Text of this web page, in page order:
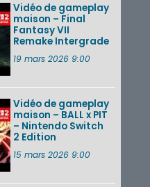
Vidéo de gameplay
maison – Final
Fantasy VII
Remake Intergrade
19 mars 2026 9:00
Vidéo de gameplay
maison – BALL x PIT
– Nintendo Switch
2 Edition
15 mars 2026 9:00